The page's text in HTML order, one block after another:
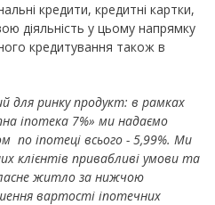
кредити, кредитні картки,
діяльність у цьому напрямку
кредитування також в
для ринку продукт: в рамках
іпотека 7%» ми надаємо
по іпотеці всього - 5,99%. Ми
клієнтів привабливі умови та
житло за нижчою
вартості іпотечних